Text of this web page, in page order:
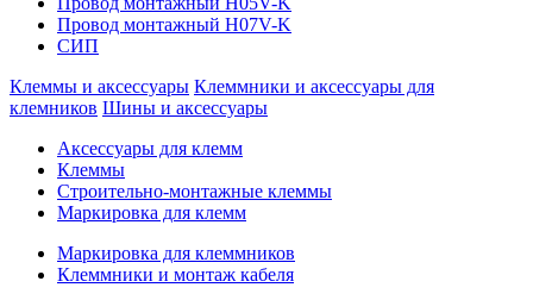
Провод монтажный H07V-K
СИП
Клеммы и аксессуары Клеммники и аксессуары для
клемников Шины и аксессуары
Аксессуары для клемм
Клеммы
Строительно-монтажные клеммы
Маркировка для клемм
Маркировка для клеммников
Клеммники и монтаж кабеля